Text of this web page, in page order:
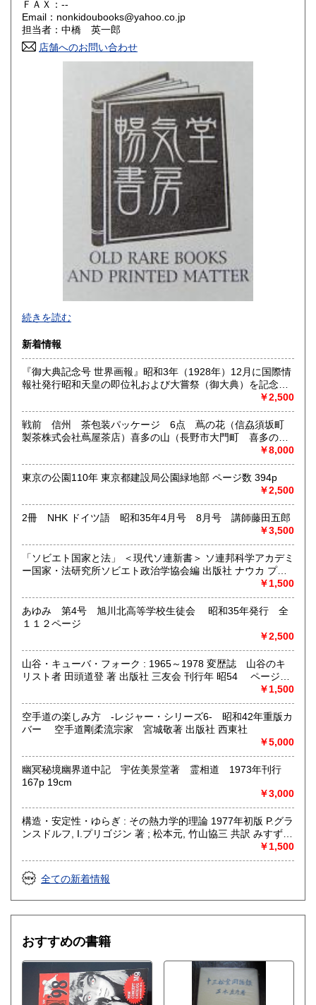
香川県 180円 愛媛県
高知県
180円 長崎県
180円 大分県
180円 鹿児島県
180円
ＦＡＸ：--
Email：nonkidoubooks@yahoo.co.jp
担当者：中橋 英一郎
店舗へのお問い合わせ
最寄駅：花小金井
営業時間：10:00〜18:00
定休日：不定休
古本・骨董品の出張買取のお申込み・ご予約は、お電話・ま
たはメールにて承っております。 お気軽にお問合わせくださ
出張費は無料です。旧家、蔵のあるお宅、昭和40年以前の古
いお宅の買取は、遠方でも大歓迎です。
取り扱い分野
社会科学、美術工芸、古典籍、近代文献、外国書
続きを読む
新着情報
『御大典記念号 世界画報』昭和3年（1928年）12月に国際情
報社発行昭和天皇の即位礼および大嘗祭（御大典）を記念す
るグラフ雑誌の臨時増刊号です。当時の儀式の様子や関連行
事を写した貴重な写真や解説が多数収録されています。
￥2,500
戦前 信州 茶包装パッケージ 6点 蔦の花（信劦須坂町
製茶株式会社蔦屋茶店）喜多の山（長野市大門町 喜多の園
本店）西沢園（長野県中堅町 西澤園本舗）梅の花（信州須
坂市梅の園茶店）奈良此園（信州中野町 西澤茶舗）美泉瀧
（信州長野市新町 茶間屋美濃久商店）瀧の音（信濃吉田本
￥8,000
東京の公園110年 東京都建設局公園緑地部 ページ数 394p
￥2,500
2冊 NHK ドイツ語 昭和35年4月号 8月号 講師藤田五郎
￥3,500
「ソビエト国家と法」 ＜現代ソ連新書＞ ソ連邦科学アカデミ
ー国家・法研究所ソビエト政治学協会編 出版社 ナウカ プロ
￥1,500
あゆみ 第4号 旭川北高等学校生徒会 昭和35年発行 全
１１２ページ
￥2,500
山谷・キューバ・フォーク : 1965～1978 変歴誌 山谷のキ
リスト者 田頭道登 著 出版社 三友会 刊行年 昭54 ページ数
￥1,500
空手道の楽しみ方 -レジャー・シリーズ6- 昭和42年重版カ
バー 空手道剛柔流宗家 宮城敬著 出版社 西東社
￥5,000
幽冥秘境幽界道中記 宇佐美景堂著 霊相道 1973年刊行
167p 19cm
￥3,000
構造・安定性・ゆらぎ : その熱力学的理論 1977年初版 P.グラ
ンスドルフ, I.プリゴジン 著 ; 松本元, 竹山協三 共訳 みすず書
房〈熱力学の方法を、平衡はもとより非線形性や不安定性を
も含むあらゆる現象へ拡張できないであろうか？ ……新し
い「構造」は常に不安定性の結果として出現する。すなわち
それはゆらぎから生じるものである。ふつうはゆらぎが生じ
びつけ、ゆらぎの巨視的理論を包含する一般化された熱力学
を作り上げなくてはならない。〉散逸構造の理論で、1977
年、ノーベル化学賞を受賞したプリゴジンの、グランスドル
フとの共著による初期の著作。開放系に現れる構造の問題
を、非平衡熱力学の立場から、物理学、化学、生物学につい
て、統一的な観点からの説明を試みる。
￥1,500
全ての新着情報
おすすめの書籍